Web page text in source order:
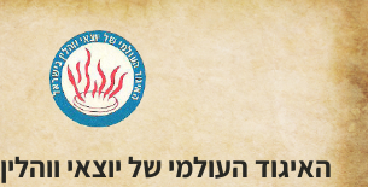
האיגוד העולמי של יוצאי